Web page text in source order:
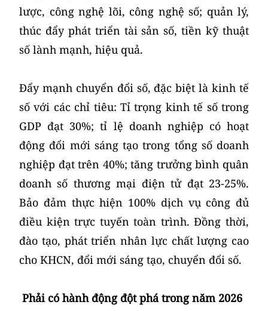
lược, công nghệ lõi, công nghệ số; quản lý,
thúc đẩy phát triển tài sản số, tiền kỹ thuật
số lành mạnh, hiệu quả.
Đẩy mạnh chuyển đổi số, đặc biệt là kinh tế
số với các chỉ tiêu: Tỉ trọng kinh tế số trong
GDP đạt 30%; tỉ lệ doanh nghiệp có hoạt
động đổi mới sáng tạo trong tổng số doanh
nghiệp đạt trên 40%; tăng trưởng bình quân
doanh số thương mại điện tử đạt 23-25%.
Bảo đảm thực hiện 100% dịch vụ công đủ
điều kiện trực tuyến toàn trình. Đồng thời,
đào tạo, phát triển nhân lực chất lượng cao
cho KHCN, đổi mới sáng tạo, chuyển đổi số.
Phải có hành động đột phá trong năm 2026